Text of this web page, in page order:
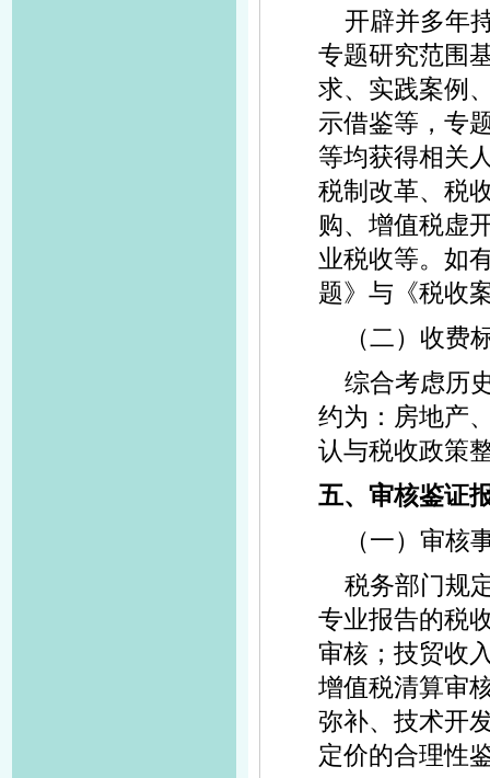
开辟并多年
专题研究范围
求、实践案例
示借鉴等，专
等均获得相关
税制改革、税
购、增值税虚
业税收等。如
题》与《税收
（二）收费
综合考虑历
约为：房地产
认与税收政策
五、审核鉴证
（一）审核
税务部门规
专业报告的税
审核；技贸收
增值税清算审
弥补、技术开
定价的合理